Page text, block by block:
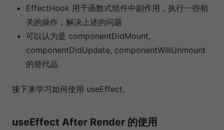
EffectHook 用于函数式组件中副作用，执行一些相
关的操作，解决上述的问题
可以认为是 componentDidMount,
componentDidUpdate, componentWillUnmount
的替代品
接下来学习如何使用 useEffect。
useEffect After Render 的使用